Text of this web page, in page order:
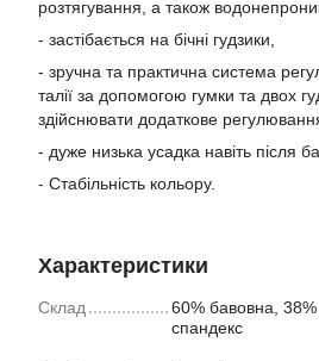
розтягування, а також
- застібається на бічні гудзики,
- зручна та практична система
талії за допомогою гумки та двох
здійснювати додаткове
- дуже низька усадка навіть після
- Стабільність кольору.
Характеристики
Склад
60% бавовна, 38%
спандекс